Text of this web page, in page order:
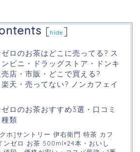
[hide ]
ロのお茶はどこに売ってる? ス
ビニ・ドラッグストア・ドンキ
店・市販・どこで買える?
天・売ってない? ノンカフェイ
ロのお茶おすすめ3選・口コミ
類
ホ]サントリー 伊右衛門 特茶 カフ
ンゼロ お茶 500ml×24本・おいし